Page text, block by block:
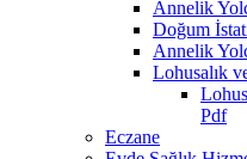
Annelik
Doğum
Annelik
Lohusalık
Pdf
Eczane